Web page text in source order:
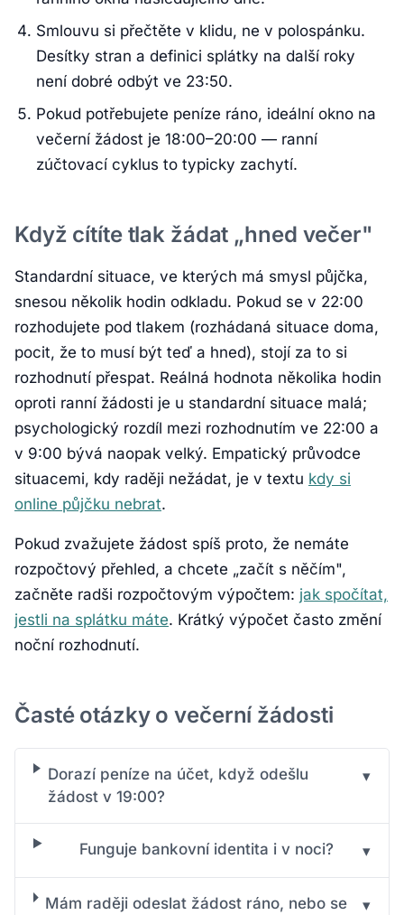
Smlouvu si přečtěte v klidu, ne v polospánku.
Desítky stran a definici splátky na další roky
není dobré odbýt ve 23:50.
Pokud potřebujete peníze ráno, ideální okno na
večerní žádost je 18:00–20:00 — ranní
zúčtovací cyklus to typicky zachytí.
Když cítíte tlak žádat „hned večer"
Standardní situace, ve kterých má smysl půjčka,
snesou několik hodin odkladu. Pokud se v 22:00
rozhodujete pod tlakem (rozhádaná situace doma,
pocit, že to musí být teď a hned), stojí za to si
rozhodnutí přespat. Reálná hodnota několika hodin
oproti ranní žádosti je u standardní situace malá;
psychologický rozdíl mezi rozhodnutím ve 22:00 a
v 9:00 bývá naopak velký. Empatický průvodce
situacemi, kdy raději nežádat, je v textu kdy si
online půjčku nebrat.
Pokud zvažujete žádost spíš proto, že nemáte
rozpočtový přehled, a chcete „začít s něčím",
začněte radši rozpočtovým výpočtem: jak spočítat,
jestli na splátku máte. Krátký výpočet často změní
noční rozhodnutí.
Časté otázky o večerní žádosti
Dorazí peníze na účet, když odešlu
žádost v 19:00?
▾
Funguje bankovní identita i v noci? ▾
Mám raději odeslat žádost ráno, nebo se
▾